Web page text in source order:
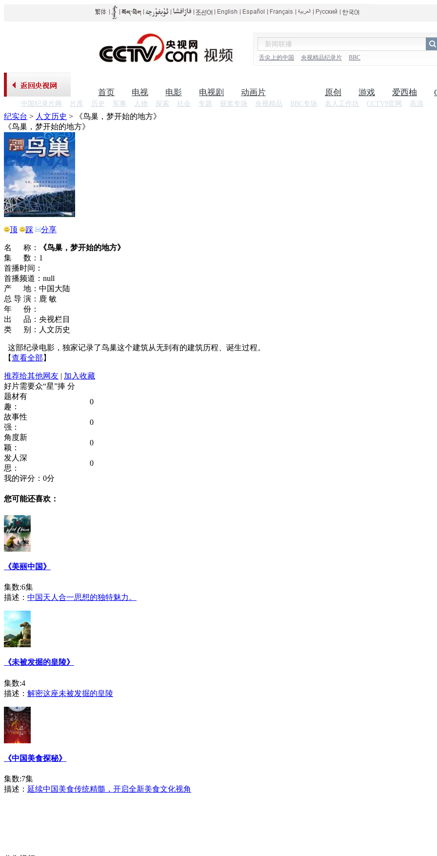
舌尖上的中国 央视精品纪录片 BBC
首页 电视 电影 电视剧 动画片
中国纪录片网 片库 历史 军事 人物 探索 社会 专题 获奖专场 央视精品 BBC专场 名人工作坊 CCTV9官网 高清
原创 游戏 爱西柚
纪实台 > 人文历史 >
《鸟巢，梦开始的地方》
《鸟巢，梦开始的地方》
顶 踩 分享
名 称：
《鸟巢，梦开始的地方》
集 数：1
首播时间：
首播频道：null
产 地：中国大陆
总 导 演：鹿 敏
年 份：
出 品：央视栏目
类 别：人文历史
这部纪录电影，独家记录了鸟巢这个建筑从无到有的建筑历程、诞生过程。
【查看全部 】
推荐给其他网友 | 加入收藏
好片需要众“星”捧 分
题材有
趣：
0
故事性
强：
0
角度新
颖：
0
发人深
思：
0
我的评分： 0分
您可能还喜欢：
《美丽中国》
集数:6集
描述： 中国天人合一思想的独特魅力。
《未被发掘的皇陵》
集数:4
描述： 解密这座未被发掘的皇陵
《中国美食探秘》
集数:7集
描述： 延续中国美食传统精髓，开启全新美食文化视角